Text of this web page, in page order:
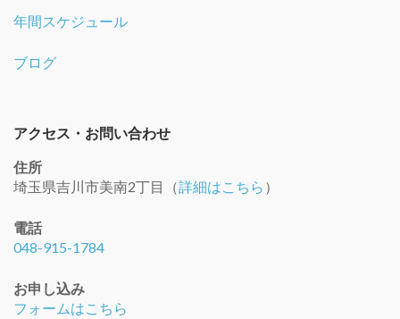
年間スケジュール
ブログ
アクセス・お問い合わせ
住所
埼玉県吉川市美南2丁目（詳細はこちら ）
電話
048-915-1784
お申し込み
フォームはこちら